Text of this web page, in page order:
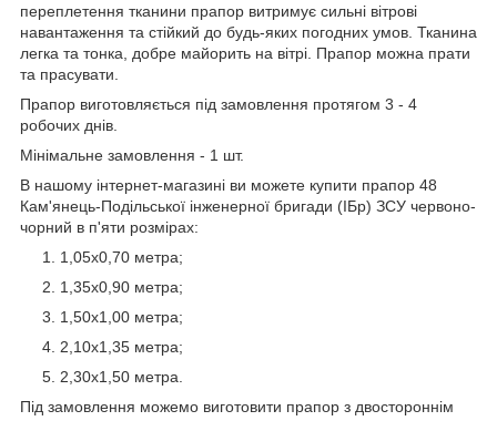
переплетення тканини прапор витримує сильні вітрові
навантаження та стійкий до будь-яких погодних умов. Тканина
легка та тонка, добре майорить на вітрі. Прапор можна прати
та прасувати.
Прапор виготовляється під замовлення протягом 3 - 4
робочих днів.
Мінімальне замовлення - 1 шт.
В нашому інтернет-магазині ви можете купити прапор 48
Кам'янець-Подільської інженерної бригади (ІБр) ЗСУ червоно-
чорний в п'яти розмірах:
1,05х0,70 метра;
1,35х0,90 метра;
1,50х1,00 метра;
2,10х1,35 метра;
2,30х1,50 метра.
Під замовлення можемо виготовити прапор з двостороннім